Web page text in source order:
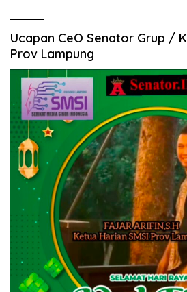
Ucapan CeO Senator Grup /
Prov Lampung